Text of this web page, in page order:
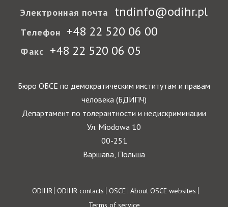
Электронная почта tndinfo@odihr.pl
Телефон +48 22 520 06 00
Факс +48 22 520 06 05
Бюро ОБСЕ по демократическим институтам и правам
человека (БДИПЧ)
Департамент по толерантности и недискриминации
Ул. Miodowa 10
00-251
Варшава, Польша
Footer
ODIHR ODIHR contacts OSCE About OSCE websites
Terms of service